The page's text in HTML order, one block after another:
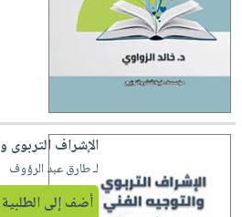
الإشراف التربوى
لـ طارق عبد الرؤوف
أضف إلى الطلبية